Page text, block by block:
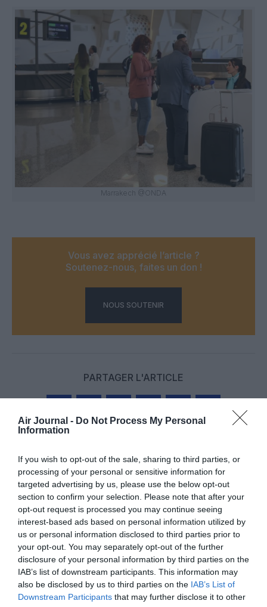
Air Journal - Do Not Process My Personal
Information
If you wish to opt-out of the sale, sharing to third parties, or
processing of your personal or sensitive information for
targeted advertising by us, please use the below opt-out
section to confirm your selection. Please note that after your
opt-out request is processed you may continue seeing
interest-based ads based on personal information utilized by
us or personal information disclosed to third parties prior to
your opt-out. You may separately opt-out of the further
disclosure of your personal information by third parties on the
IAB’s list of downstream participants. This information may
also be disclosed by us to third parties on the IAB’s List of
Downstream Participants that may further disclose it to other
Marrakech @ONDA
Vous avez apprécié l’article ?
Soutenez-nous, faites un don !
NOUS SOUTENIR
PARTAGER L'ARTICLE
Facebook
COMMENTAIRE(S)
HENRI JOBIN a commenté :
26 juin 2025 - 12 h 20 min
et sans oublier ses fameux tremblements de terre de 2023!
RÉPONDRE